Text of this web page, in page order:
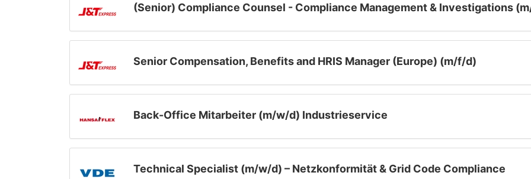
(Senior) Compliance Counsel - Compliance Management & Investigations
Senior Compensation, Benefits and HRIS Manager (Europe) (m/f/d)
Back-Office Mitarbeiter (m/w/d) Industrieservice
Technical Specialist (m/w/d) – Netzkonformität & Grid Code Compliance